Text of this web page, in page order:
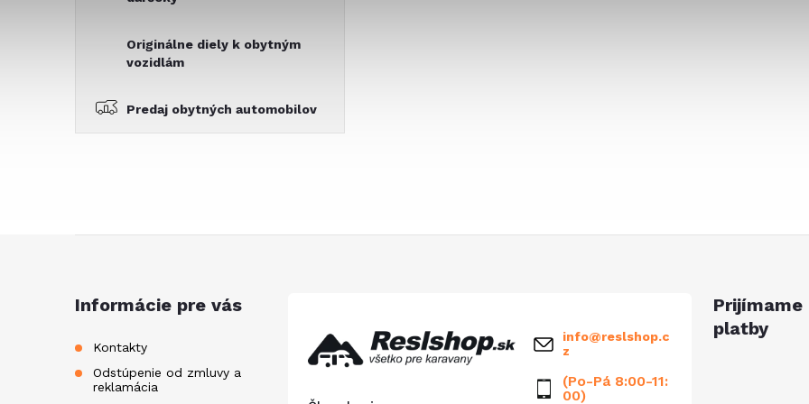
Originálne diely k obytným
vozidlám
Predaj obytných automobilov
Informácie pre vás
Kontakty
Odstúpenie od zmluvy a
reklamácia
info@reslshop.c
z
(Po-Pá 8:00-11:
00)
Prijímame
platby